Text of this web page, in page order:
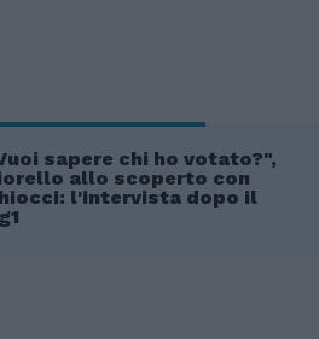
sapere chi ho votato?",
allo scoperto con
l'intervista dopo il